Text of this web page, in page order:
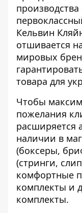
производства
Кельвин
отшивается
мировых
товара для
Чтобы
пожелания
расширяется
наличии в
(боксеры,
(стринги,
комфортные
комплекты и
комплекты.